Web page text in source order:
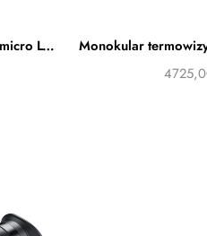
Monokular termowizyjny Hikmicro LYNX LH15 2.0